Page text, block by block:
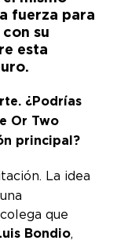
fuerza para
su
esta
¿Podrías
Or Two
principal?
La idea
que
Bondio,